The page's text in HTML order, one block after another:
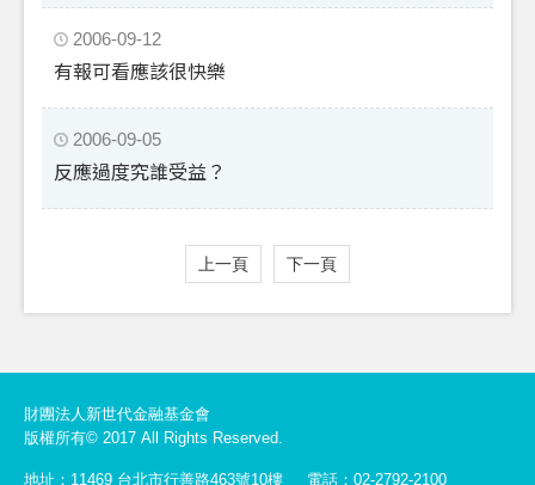
2006-09-12
有報可看應該很快樂
2006-09-05
反應過度究誰受益？
上一頁 下一頁
財團法人新世代金融基金會
版權所有© 2017 All Rights Reserved.
地址：11469 台北市行善路463號10樓 電話：02-2792-2100